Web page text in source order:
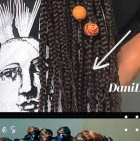
https://danidrops.com.br/tendencia-de-corte-para-cabelo-crespo-feminino/